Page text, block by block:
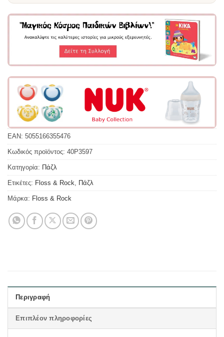
EAN: 5055166355476
Κωδικός προϊόντος: 40P3597
Κατηγορία: Πάζλ
Ετικέτες: Floss & Rock, Πάζλ
Μάρκα: Floss & Rock
Περιγραφή
Επιπλέον πληροφορίες